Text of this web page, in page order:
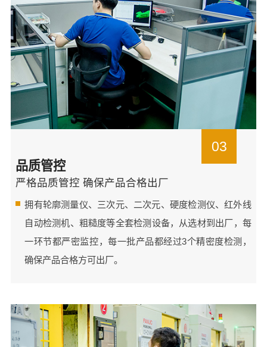
03
品质管控
严格品质管控 确保产品合格出厂
拥有轮廓测量仪、三次元、二次元、硬度检测仪、红外线
自动检测机、粗糙度等全套检测设备，从选材到出厂，每
一环节都严密监控，每一批产品都经过3个精密度检测，
确保产品合格方可出厂。